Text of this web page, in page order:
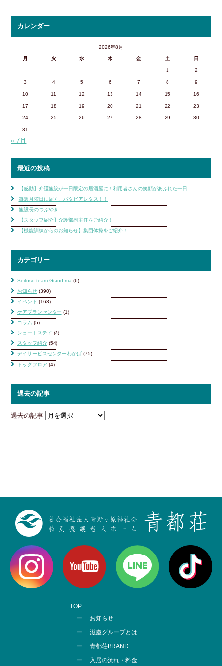
カレンダー
2026年8月
月 火 水 木 金 土 日
1 2
3 4 5 6 7 8 9
10 11 12 13 14 15 16
17 18 19 20 21 22 23
24 25 26 27 28 29 30
31
« 7月
最近の投稿
【感動】介護施設が一日限定の居酒屋に！利用者さんの笑顔があふれた一日
毎週月曜日に届く、バタビアレタス！！
施設長のつぶやき
【スタッフ紹介】介護部副主任をご紹介！
【機能訓練からのお知らせ】集団体操をご紹介！
カテゴリー
Seitoso team Grand;ma (6)
お知らせ(390)
イベント (163)
ケアプランセンター (1)
コラム (5)
ショートステイ (3)
スタッフ紹介(54)
デイサービスセンターわかば(75)
ドッグフロア (4)
過去の記事
過去の記事
TOP
お知らせ
滋慶グループとは
青都荘BRAND
入居の流れ・料金